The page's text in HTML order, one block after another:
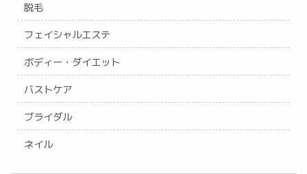
脱毛
フェイシャルエステ
ボディー・ダイエット
バストケア
ブライダル
ネイル